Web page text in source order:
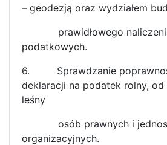
– geodezją oraz wydziałem
prawidłowego
podatkowych.
6.
Sprawdzanie
deklaracji na podatek rolny, od
leśny
osób prawnych i
organizacyjnych.